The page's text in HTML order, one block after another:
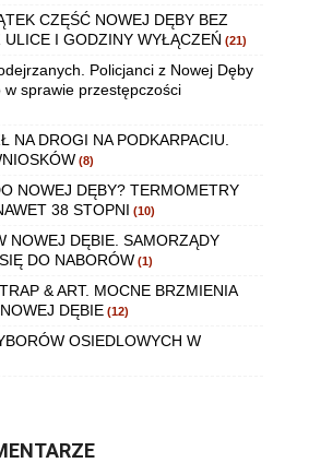
CZĘŚĆ NOWEJ DĘBY BEZ
ULICE I GODZINY WYŁĄCZEŃ (21)
Policjanci z Nowej Dęby
sprawie przestępczości
NA DROGI NA PODKARPACIU.
(8)
NOWEJ DĘBY? TERMOMETRY
38 STOPNI (10)
NOWEJ DĘBIE. SAMORZĄDY
DO NABORÓW (1)
& ART. MOCNE BRZMIENIA
DĘBIE (12)
OSIEDLOWYCH W